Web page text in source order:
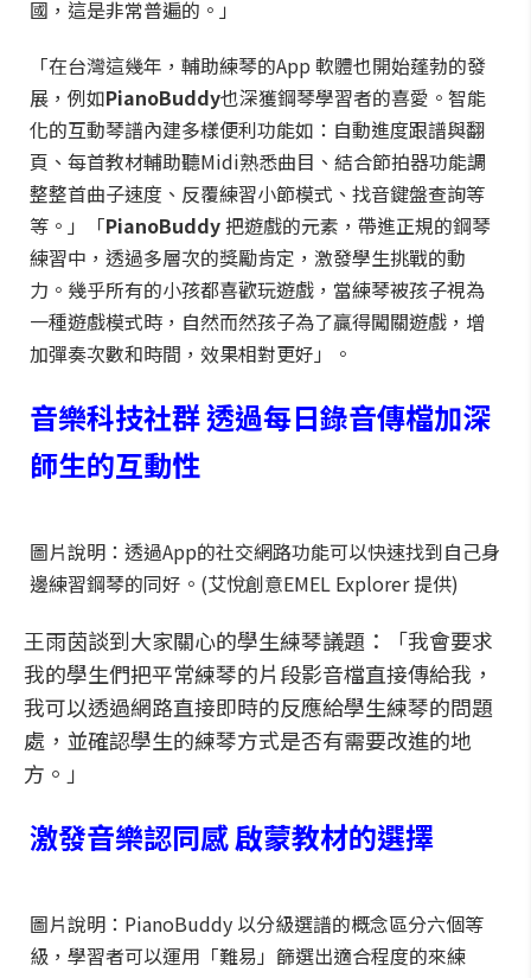
國，這是非常普遍的。」
「在台灣這幾年，輔助練琴的App 軟體也開始蓬勃的發
展，例如PianoBuddy也深獲鋼琴學習者的喜愛。智能
化的互動琴譜內建多樣便利功能如：自動進度跟譜與翻
頁、每首教材輔助聽Midi熟悉曲目、結合節拍器功能調
整整首曲子速度、反覆練習小節模式、找音鍵盤查詢等
等。」「PianoBuddy把遊戲的元素，帶進正規的鋼琴
練習中，透過多層次的獎勵肯定，激發學生挑戰的動
力。幾乎所有的小孩都喜歡玩遊戲，當練琴被孩子視為
一種遊戲模式時，自然而然孩子為了贏得闖關遊戲，增
加彈奏次數和時間，效果相對更好」。
音樂科技社群 透過每日錄音傳檔加深
師生的互動性
圖片說明：透過App的社交網路功能可以快速找到自己身
邊練習鋼琴的同好。(艾悅創意EMEL Explorer 提供)
王雨茵談到大家關心的學生練琴議題：「我會要求
我的學生們把平常練琴的片段影音檔直接傳給我，
我可以透過網路直接即時的反應給學生練琴的問題
處，並確認學生的練琴方式是否有需要改進的地
方。」
激發音樂認同感 啟蒙教材的選擇
圖片說明：PianoBuddy 以分級選譜的概念區分六個等
級，學習者可以運用「難易」篩選出適合程度的來練